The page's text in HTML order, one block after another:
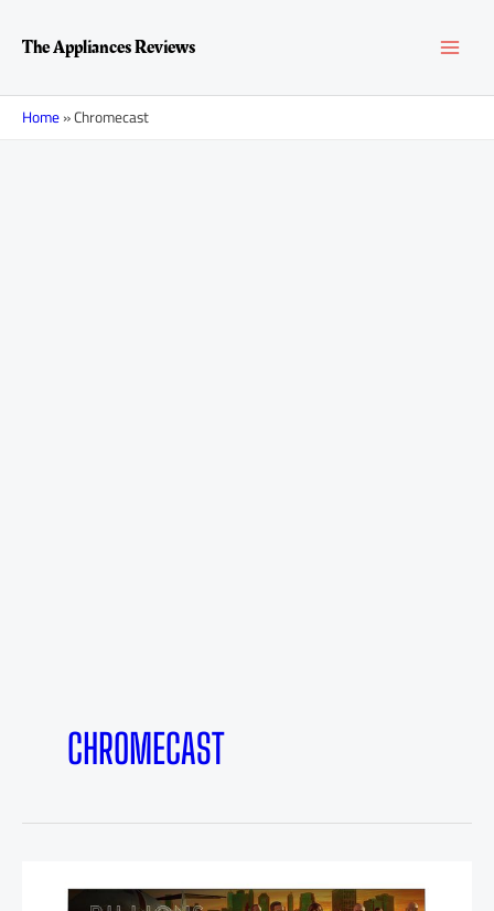
содержимому
The Appliances Reviews
Home»Chromecast
CHROMECAST